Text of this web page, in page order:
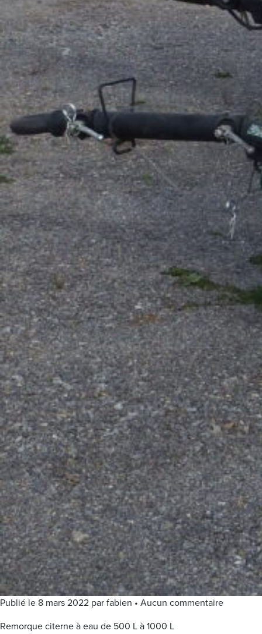
Publié le 8 mars 2022 par fabien • Aucun commentaire
Remorque citerne à eau de 500 L à 1000 L